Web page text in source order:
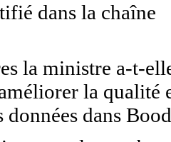
dans la chaîne
la ministre a-t-
la qualité
dans